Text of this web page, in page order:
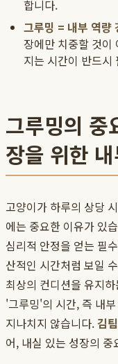
합니다.
그루밍 = 내부 역량
장에만 치중할 것이
지는 시간이 반드시
그루밍의 중
장을 위한
고양이가 하루의 상당
에는 중요한 이유가 있
심리적 안정을 얻는 필
산적인 시간처럼 보일
최상의 컨디션을 유지
'그루밍'의 시간, 즉 내
지나치지 않습니다.김
어, 내실 있는 성장의